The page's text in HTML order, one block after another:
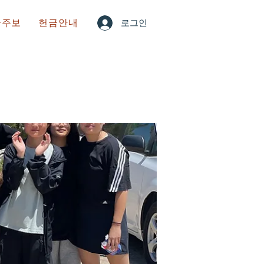
로그인
보 헌금안내